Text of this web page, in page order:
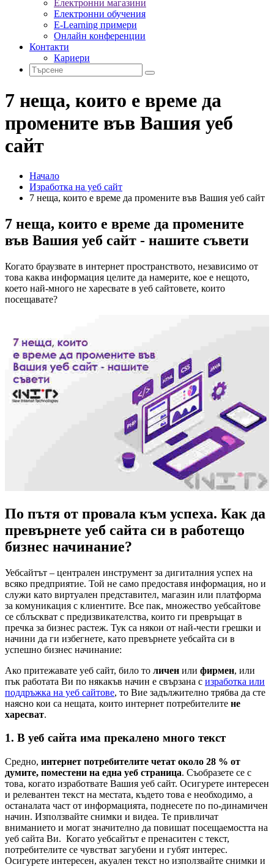
Електронни магазини
Електронни обучения
E-Learning примери
Онлайн конференции
Контакти
Кариери
7 неща, които е време да
промените във Вашия уеб
сайт
Начало
Изработка на уеб сайт
7 неща, които е време да промените във Вашия уеб сайт
7 неща, които е време да промените
във Вашия уеб сайт - нашите съвети
Когато браузвате в интернет пространството, независимо от
това каква информация целите да намерите, кое е нещото,
което най-много не харесвате в уеб сайтовете, които
посещавате?
По пътя от провала към успеха. Как да
превърнете уеб сайта си в работещо
бизнес начинание?
Уебсайтът – централен инструмент за дигиталния успех на
всяко предприятие. Той не само предоставя информация, но и
служи като виртуален представител, магазин или платформа
за комуникация с клиентите. Все пак, множество уебсайтове
се сблъскват с предизвикателства, които ги превръщат в
пречка за бизнес растеж. Тук са някои от най-чести грешки и
начини да ги избегнете, като превърнете уебсайта си в
успешно бизнес начинание:
Ако притежавате уеб сайт, било то личен или фирмен, или
пък работата Ви по някакъв начин е свързана с изработка или
поддръжка на уеб сайтове, то Вие задължително трябва да сте
наясно кои са нещата, които интернет потребителите не
харесват.
1. В уеб сайта има прекалено много текст
Средно, интернет потребителите четат около 28 % от
думите, поместени на една уеб страница. Съобразете се с
това, когато изработвате Вашия уеб сайт. Осигурете интересен
и релевантен текст на местата, където това е необходимо, а
останалата част от информацията, поднесете по по-динамичен
начин. Използвайте снимки и видеа. Те привличат
вниманието и могат значително да повишат посещаемостта на
уеб сайта Ви. Когато уебсайтът е пренаситен с текст,
потребителите се чувстват загубени и губят интерес.
Осигурете интересен, акуален текст но използвайте снимки и